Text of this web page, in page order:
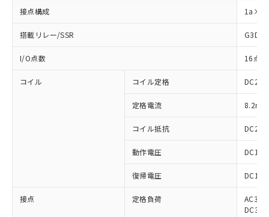
接点構成 1a×16
搭載リレー/SSR G3DZ
I/O点数 16点
コイル コイル定格 DC24V
定格電流
コイル抵抗 DC24V
動作電圧
復帰電圧 DC1V
接点 定格負荷
AC3～
DC3～